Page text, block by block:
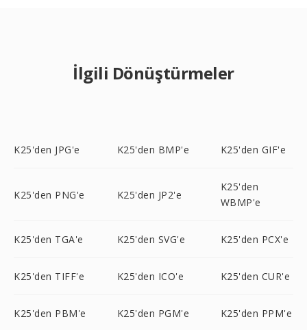
İlgili Dönüştürmeler
K25'den JPG'e K25'den BMP'e K25'den GIF'e
K25'den PNG'e K25'den JP2'e
K25'den
WBMP'e
K25'den TGA'e K25'den SVG'e K25'den PCX'e
K25'den TIFF'e K25'den ICO'e K25'den CUR'e
K25'den PBM'e K25'den PGM'e K25'den PPM'e